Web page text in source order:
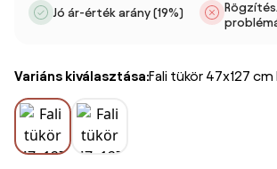
Jó ár-érték arány (19%)
Variáns kiválasztása:Fali tükör 47x127